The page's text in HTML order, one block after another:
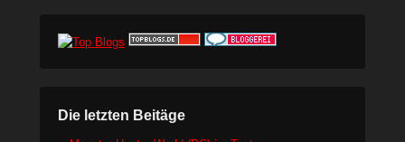
Die letzten Beitäge